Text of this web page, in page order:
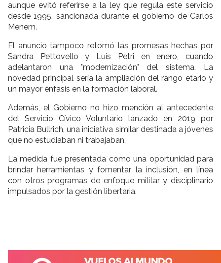
aunque evitó referirse a la ley que regula este servicio
desde 1995, sancionada durante el gobierno de Carlos
Menem.
El anuncio tampoco retomó las promesas hechas por
Sandra Pettovello y Luis Petri en enero, cuando
adelantaron una "modernización" del sistema. La
novedad principal sería la ampliación del rango etario y
un mayor énfasis en la formación laboral.
Además, el Gobierno no hizo mención al antecedente
del Servicio Cívico Voluntario lanzado en 2019 por
Patricia Bullrich, una iniciativa similar destinada a jóvenes
que no estudiaban ni trabajaban.
La medida fue presentada como una oportunidad para
brindar herramientas y fomentar la inclusión, en línea
con otros programas de enfoque militar y disciplinario
impulsados por la gestión libertaria.